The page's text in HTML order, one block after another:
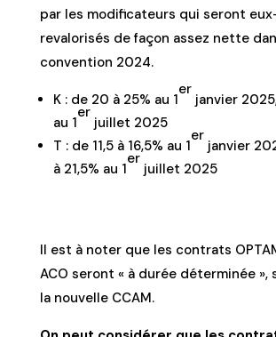
par les modificateurs qui seront
revalorisés de façon assez nette
convention 2024.
K : de 20 à 25% au 1
er
janvier
au 1
er
juillet 2025
T : de 11,5 à 16,5% au 1
er
janvier
à 21,5% au 1
er
juillet 2025
Il est à noter que les contrats
ACO seront « à durée déterminée »,
la nouvelle CCAM.